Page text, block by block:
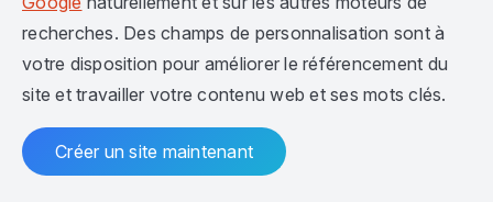
recherches. Des champs de personnalisation sont à
votre disposition pour améliorer le référencement du
site et travailler votre contenu web et ses mots clés.
Créer un site maintenant